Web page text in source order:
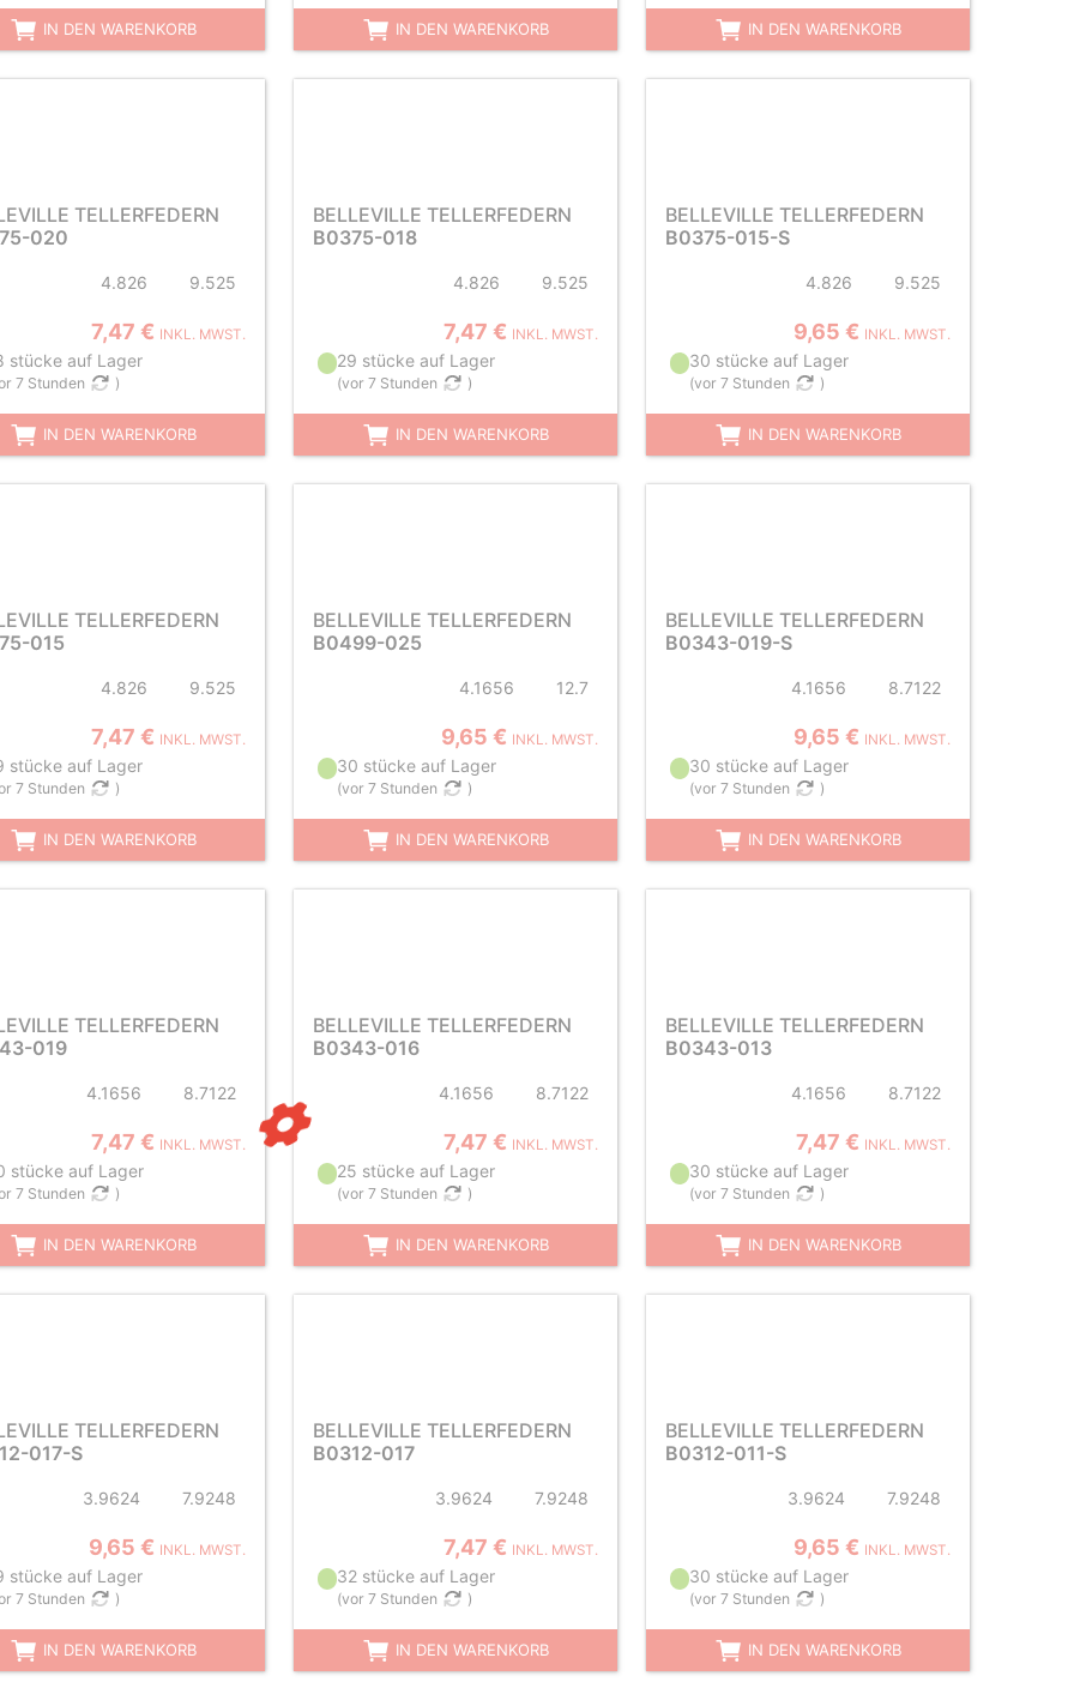
IN DEN WARENKORB IN DEN WARENKORB IN DEN WARENKORB
TELLERFEDERN
020
4.826 9.525
7,47 € INKL. MWST.
stücke auf Lager
7 Stunden )
IN DEN WARENKORB
BELLEVILLE TELLERFEDERN
B0375-018
4.826 9.525
7,47 € INKL. MWST.
29 stücke auf Lager
(vor 7 Stunden )
IN DEN WARENKORB
BELLEVILLE TELLERFEDERN
B0375-015-S
4.826 9.525
9,65 € INKL. MWST.
30 stücke auf Lager
(vor 7 Stunden )
IN DEN WARENKORB
TELLERFEDERN
015
4.826 9.525
7,47 € INKL. MWST.
stücke auf Lager
7 Stunden )
IN DEN WARENKORB
BELLEVILLE TELLERFEDERN
B0499-025
4.1656 12.7
9,65 € INKL. MWST.
30 stücke auf Lager
(vor 7 Stunden )
IN DEN WARENKORB
BELLEVILLE TELLERFEDERN
B0343-019-S
4.1656 8.7122
9,65 € INKL. MWST.
30 stücke auf Lager
(vor 7 Stunden )
IN DEN WARENKORB
TELLERFEDERN
019
4.1656 8.7122
7,47 € INKL. MWST.
stücke auf Lager
7 Stunden )
IN DEN WARENKORB
BELLEVILLE TELLERFEDERN
B0343-016
4.1656 8.7122
7,47 € INKL. MWST.
25 stücke auf Lager
(vor 7 Stunden )
IN DEN WARENKORB
BELLEVILLE TELLERFEDERN
B0343-013
4.1656 8.7122
7,47 € INKL. MWST.
30 stücke auf Lager
(vor 7 Stunden )
IN DEN WARENKORB
TELLERFEDERN
017-S
3.9624 7.9248
9,65 € INKL. MWST.
stücke auf Lager
7 Stunden )
IN DEN WARENKORB
BELLEVILLE TELLERFEDERN
B0312-017
3.9624 7.9248
7,47 € INKL. MWST.
32 stücke auf Lager
(vor 7 Stunden )
IN DEN WARENKORB
BELLEVILLE TELLERFEDERN
B0312-011-S
3.9624 7.9248
9,65 € INKL. MWST.
30 stücke auf Lager
(vor 7 Stunden )
IN DEN WARENKORB